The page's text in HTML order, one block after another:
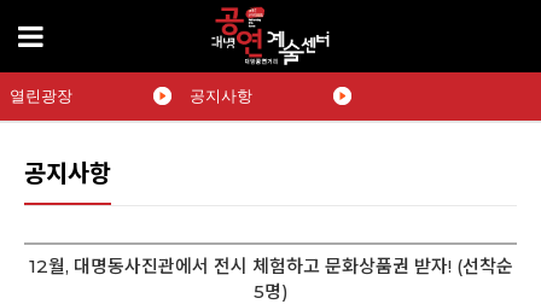
열린광장 공지사항
공지사항
12월, 대명동사진관에서 전시 체험하고 문화상품권 받자! (선착순
5명)